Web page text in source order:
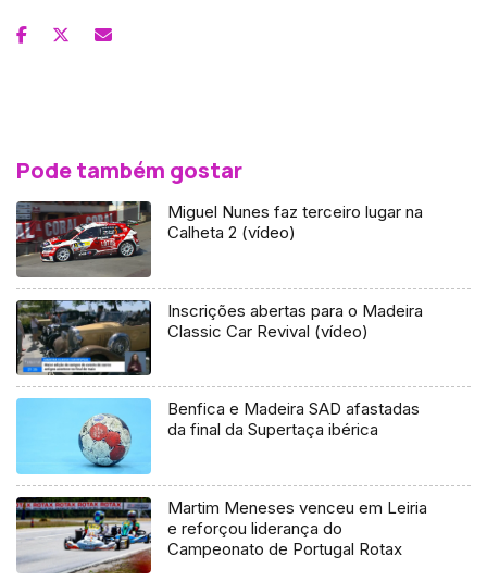
Pode também gostar
Miguel Nunes faz terceiro lugar na
Calheta 2 (vídeo)
Inscrições abertas para o Madeira
Classic Car Revival (vídeo)
Benfica e Madeira SAD afastadas
da final da Supertaça ibérica
Martim Meneses venceu em Leiria
e reforçou liderança do
Campeonato de Portugal Rotax